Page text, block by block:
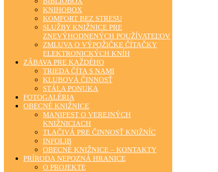
KNIHOBOX
KOMFORT BEZ STRESU
SLUŽBY KNIŽNICE PRE
ZNEVÝHODNENÝCH POUŽÍVATEĽOV
ZMLUVA O VÝPOŽIČKE ČÍTAČKY
ELEKTRONICKÝCH KNÍH
ZÁBAVA PRE KAŽDÉHO
TRIEDA ČÍTA S NAMI
KLUBOVÁ ČINNOSŤ
STÁLA PONUKA
FOTOGALÉRIA
OBECNÉ KNIŽNICE
MANIFEST O VEREJNÝCH
KNIŽNICIACH
TLAČIVÁ PRE ČINNOSŤ KNIŽNÍC
INFOLIB
OBECNÉ KNIŽNICE – KONTAKTY
PRÍRODA NEPOZNÁ HRANICE
O PROJEKTE